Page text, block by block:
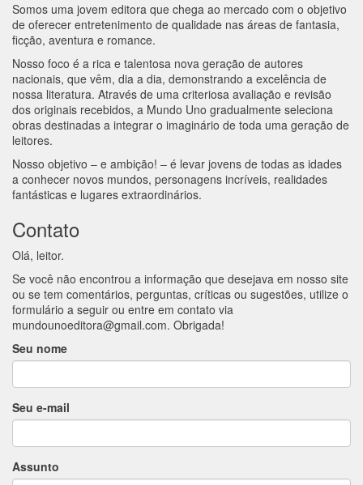
Somos uma jovem editora que chega ao mercado com o objetivo
de oferecer entretenimento de qualidade nas áreas de fantasia,
ficção, aventura e romance.
Nosso foco é a rica e talentosa nova geração de autores
nacionais, que vêm, dia a dia, demonstrando a excelência de
nossa literatura. Através de uma criteriosa avaliação e revisão
dos originais recebidos, a Mundo Uno gradualmente seleciona
obras destinadas a integrar o imaginário de toda uma geração de
leitores.
Nosso objetivo – e ambição! – é levar jovens de todas as idades
a conhecer novos mundos, personagens incríveis, realidades
fantásticas e lugares extraordinários.
Contato
Olá, leitor.
Se você não encontrou a informação que desejava em nosso site
ou se tem comentários, perguntas, críticas ou sugestões, utilize o
formulário a seguir ou entre em contato via
mundounoeditora@gmail.com. Obrigada!
Seu nome
Seu e-mail
Assunto